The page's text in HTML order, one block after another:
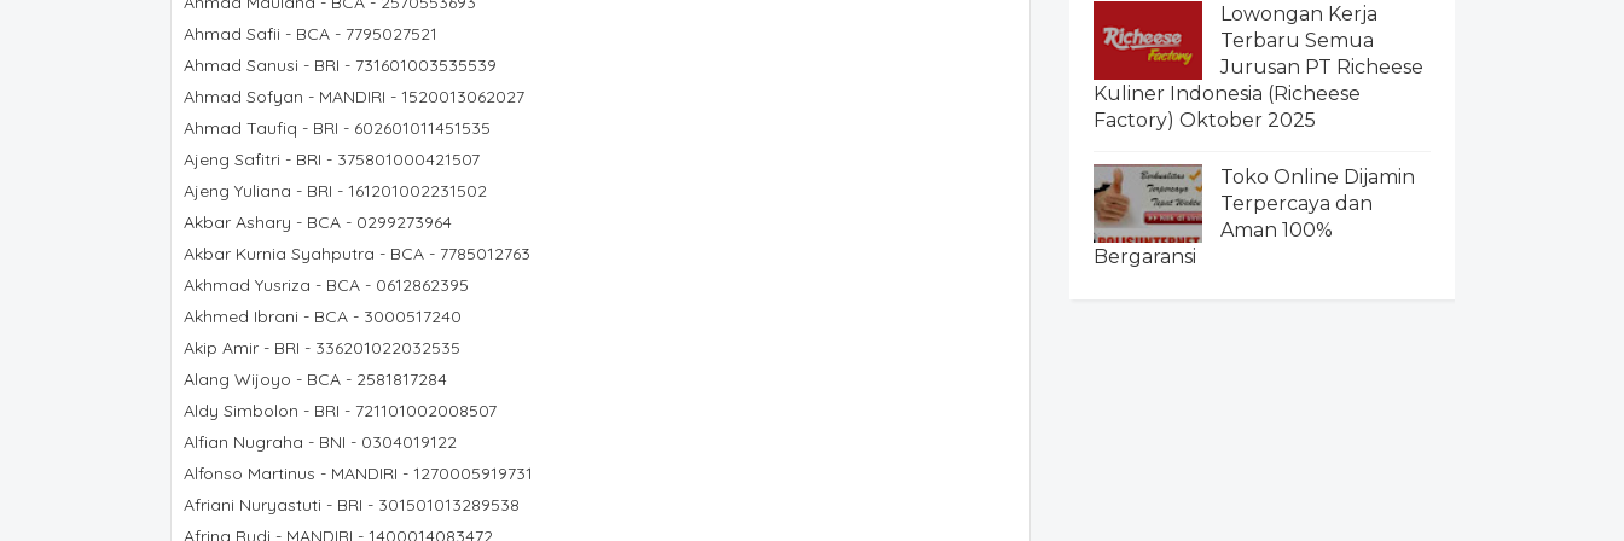
Ahmad Safii - BCA - 7795027521
Ahmad Sanusi - BRI - 731601003535539
Ahmad Sofyan - MANDIRI - 1520013062027
Ahmad Taufiq - BRI - 602601011451535
Ajeng Safitri - BRI - 375801000421507
Ajeng Yuliana - BRI - 161201002231502
Akbar Ashary - BCA - 0299273964
Akbar Kurnia Syahputra - BCA - 7785012763
Akhmad Yusriza - BCA - 0612862395
Akhmed Ibrani - BCA - 3000517240
Akip Amir - BRI - 336201022032535
Alang Wijoyo - BCA - 2581817284
Aldy Simbolon - BRI - 721101002008507
Alfian Nugraha - BNI - 0304019122
Alfonso Martinus - MANDIRI - 1270005919731
Afriani Nuryastuti - BRI - 301501013289538
Afrina Rudi - MANDIRI - 1400014083472
Lowongan Kerja
Terbaru Semua
Jurusan PT Richeese
Kuliner Indonesia (Richeese
Factory) Oktober 2025
Toko Online Dijamin
Terpercaya dan
Aman 100%
Bergaransi